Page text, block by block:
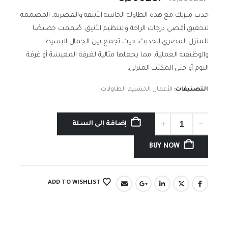
الأصلي
10,300EGP.
الحالي
هو:
8,500EGP.
حدث منزلك مع هذه الطاولة الجانبية الأنيقة والعصرية، المصممة
لتحقيق أقصى درجات الراحة والتنظيم الأنيق. صُممت خصيصًا
للمنزل المصري الحديث، حيث تجمع بين الجمال البسيط
والوظيفية العملية، مما يجعلها مثالية لغرفة المعيشة أو غرفة
النوم أو حتى المكتب المنزلي.
التصنيفات: الأعمال الخشبيه, الطاولات
إضافة إلى السلة
BUY NOW
ADD TO WISHLIST